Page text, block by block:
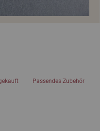
Passendes Zubehör